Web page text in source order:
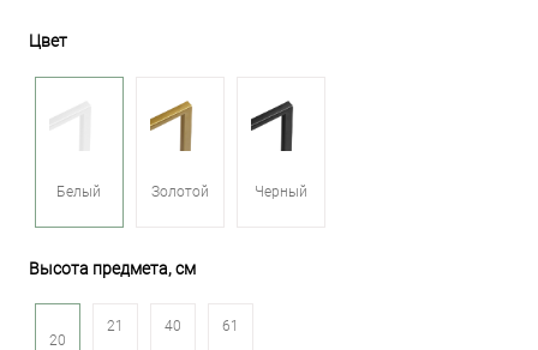
Цвет
Белый Золотой Черный
Высота предмета, см
20
21 40 61